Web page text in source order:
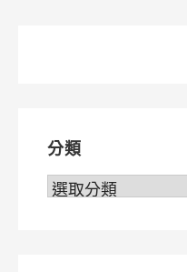
分類
分